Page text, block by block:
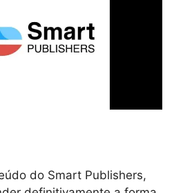
do Smart Publishers,